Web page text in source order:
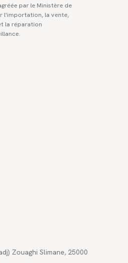
par le Ministère de
l'importation, la vente,
la réparation
Zouaghi Slimane, 25000